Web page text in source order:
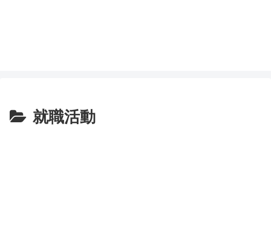
就職活動